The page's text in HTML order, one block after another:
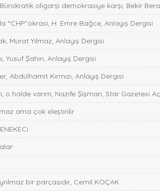
oligarşi demokrasiye karşı, Bekir
“CHP”okrasi, H. Emre Bağce, Anlayış Dergisi
Murat Yılmaz, Anlayış Dergisi
Yusuf Şahin, Anlayış Dergisi
Abdülhamit Kırmızı, Anlayış Dergisi
o halde varım, Nazife Şişman, Star Gazetesi
ama çok eleştirilir
bir parçasıdır, Cemil KOÇAK